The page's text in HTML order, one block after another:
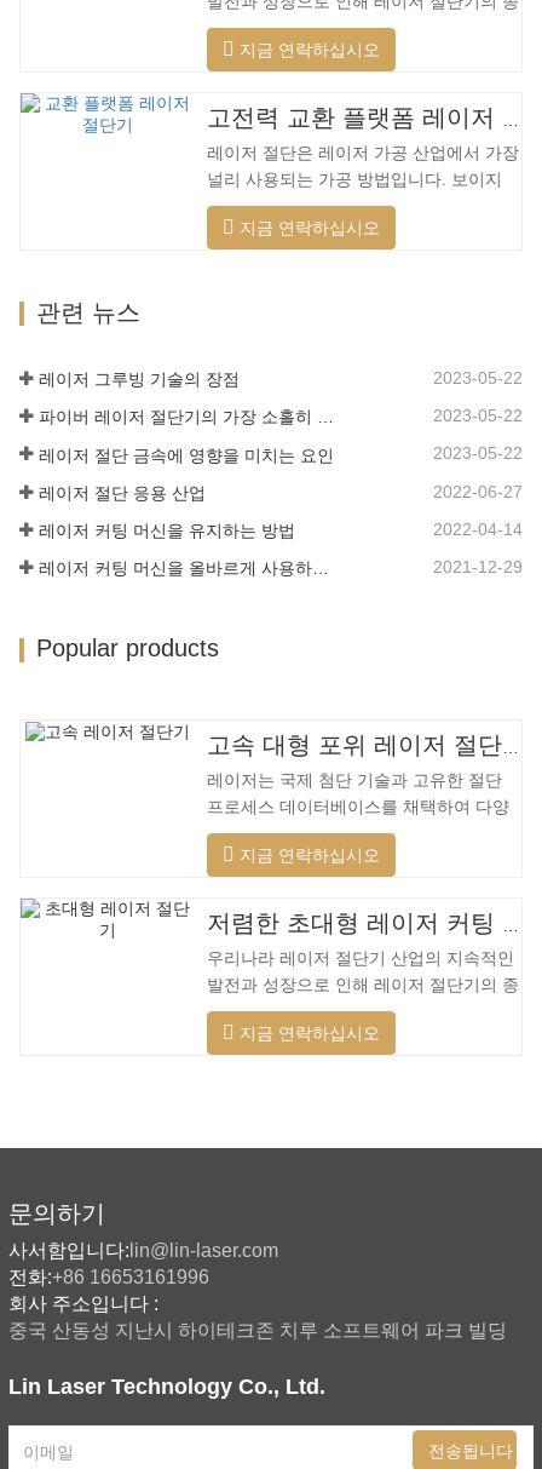
할 수 있습니다. 레이저 헤드는 높은 동적
반응을 수행하고 장애물을 사전에 예측하
며 레이저 헤드를 최대한 보호할 수 있습
미늄 합금은 가볍고 강한 강성을 갖고 있
어 가공 시…
류가 점점 더 많아지고 있으며 레이저 절
단기의 모델이 지속적으로 풍부해지고 있
는 제품의 품질이 지속적으로 향상되고 있
습니다. 개선. 국내 레이저 절단기의 연구
개발 및 생산에서 큰 진전이 이루어졌습니
다. 강력한 R&D 역량과 우수한 제품 품질
을 갖춘 Lin Laser는 전국에 기반을 두고
세계를 바라보고 있습니다. 절단기 형식에
지금 연락하십시오
레이저 절단은 레이저 가공 산업에서 가장
널리 사용되는 가공 방법입니다. 보이지
않는 빔은 전통적인 기계식 칼을 대체하며
절단 패턴, 자동 조판, 재료 절약, 부드러
가 짧으며 생산 구성이 쉽고 열 민감도가
낮은 용접 베드 기술을 채택합니다. , 절단
재료는 더 넓은 범위, 더 빠른 속도, 더 나
지금 연락하십시오
관련 뉴스
레이저 그루빙 기술의 장점 2023-05-22
파이버 레이저 절단기의 가장 소홀히 한 세부 사항 2023-05-22
레이저 절단 금속에 영향을 미치는 요인 2023-05-22
레이저 절단 응용 산업 2022-06-27
레이저 커팅 머신을 유지하는 방법 2022-04-14
레이저 커팅 머신을 올바르게 사용하는 방법? 2021-12-29
Popular products
고속 대형 포위 레이저 절단기
레이저는 국제 첨단 기술과 고유한 절단
프로세스 데이터베이스를 채택하여 다양
한 재료에 대해 다양한 지능형 절단을 수
행하고, 절단 표면을 최적화하고, 더 넓은
나은 품질 및 더 낮은 비용을 적용할 수 있
습니다. 저전력에서 고출력 레이저 범위까
지. 레이저 헤드는 자동으로 장애물을 피
할 수 있습니다. 레이저 헤드는 높은 동적
반응을 수행하고 장애물을 사전에 예측하
며 레이저 헤드를 최대한 보호할 수 있습
지금 연락하십시오
저렴한 초대형 레이저 커팅 머신
우리나라 레이저 절단기 산업의 지속적인
발전과 성장으로 인해 레이저 절단기의 종
류가 점점 더 많아지고 있으며 레이저 절
단기의 모델이 지속적으로 풍부해지고 있
개발 및 생산에서 큰 진전이 이루어졌습니
대한 업계 요구 사항이 계속 증가함에 따
라 Lin 레이저 초대형 LG 시리즈
지금 연락하십시오
문의하기
사서함입니다: lin@lin-laser.com
전화:+86 16653161996
회사 주소입니다 :
중국 산동성 지난시 하이테크존 치루 소프트웨어 파크 빌딩
Lin Laser Technology Co., Ltd.
전송됩니다